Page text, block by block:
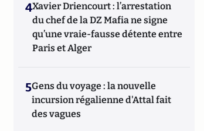
4Xavier Driencourt : l’arrestation
du chef de la DZ Mafia ne signe
qu’une vraie-fausse détente entre
Paris et Alger
5Gens du voyage : la nouvelle
incursion régalienne d'Attal fait
des vagues